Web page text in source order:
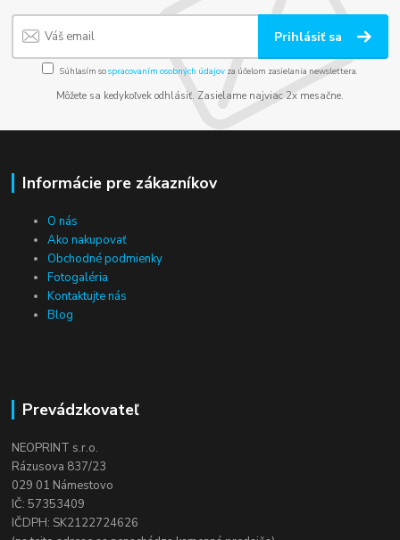
Prihlásiť sa
Súhlasím sospracovaním osobných údajov za účelom zasielania newslettera.
Môžete sa kedykoľvek odhlásiť. Zasielame najviac 2x mesačne.
Informácie pre zákazníkov
O nás
Ako nakupovať
Obchodné podmienky
Fotogaléria
Kontaktujte nás
Blog
Prevádzkovateľ
NEOPRINT s.r.o.
Rázusova 837/23
029 01 Námestovo
IČ: 57353409
IČDPH: SK2122724626